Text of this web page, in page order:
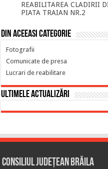
REABILITAREA CLADIRII
PIATA TRAIAN NR.2
Din aceeasi categorie
Fotografii
Comunicate de presa
Lucrari de reabilitare
Ultimele actualizări
Consiliul Județean Brăila